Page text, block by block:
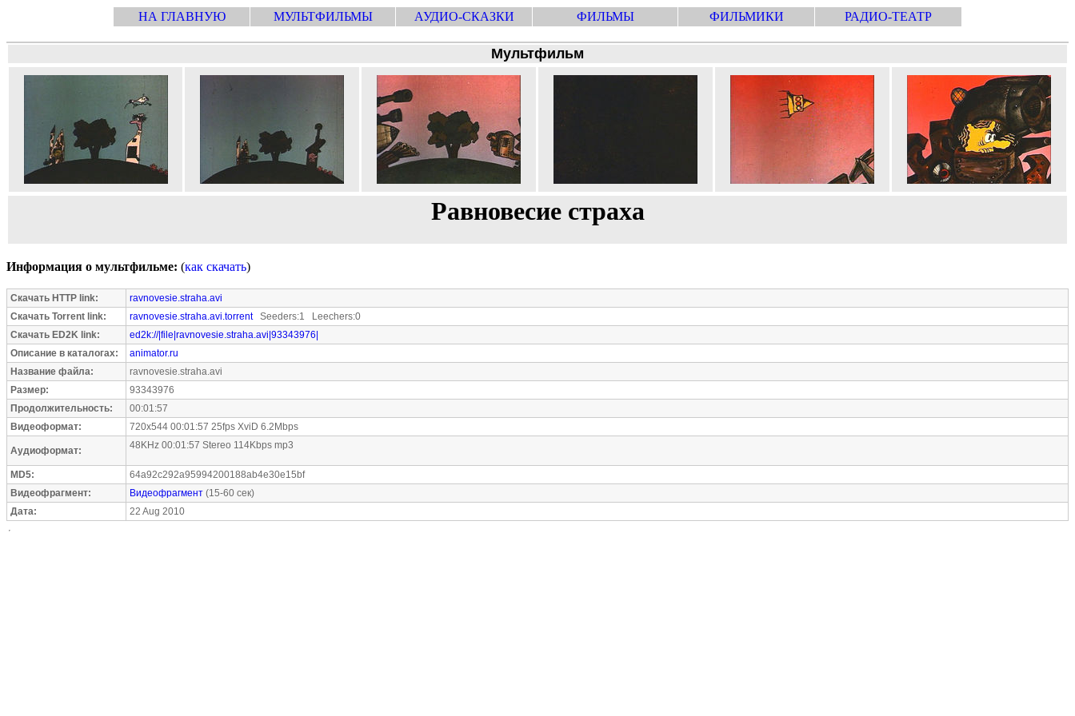
НА ГЛАВНУЮ МУЛЬТФИЛЬМЫ АУДИО-СКАЗКИ ФИЛЬМЫ ФИЛЬМИКИ РАДИО-ТЕАТР
Мультфильм
Равновесие страха
Информация о мультфильме: (как скачать)
Скачать HTTP link:
ravnovesie.straha.avi
Скачать Torrent link:
ravnovesie.straha.avi.torrentSeeders:1 Leechers:0
Скачать ED2K link:
ed2k://|file|ravnovesie.straha.avi|93343976|
Описание в каталогах:
animator.ru
Название файла:
ravnovesie.straha.avi
Размер:
93343976
Продолжительность:
00:01:57
Видеоформат:
720x544 00:01:57 25fps XviD 6.2Mbps
Аудиоформат: 48KHz 00:01:57 Stereo 114Kbps mp3
MD5:
64a92c292a95994200188ab4e30e15bf
Видеофрагмент:
Видеофрагмент (15-60 сек)
Дата:
22 Aug 2010